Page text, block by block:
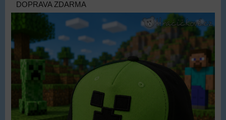
DOPRAVA ZDARMA